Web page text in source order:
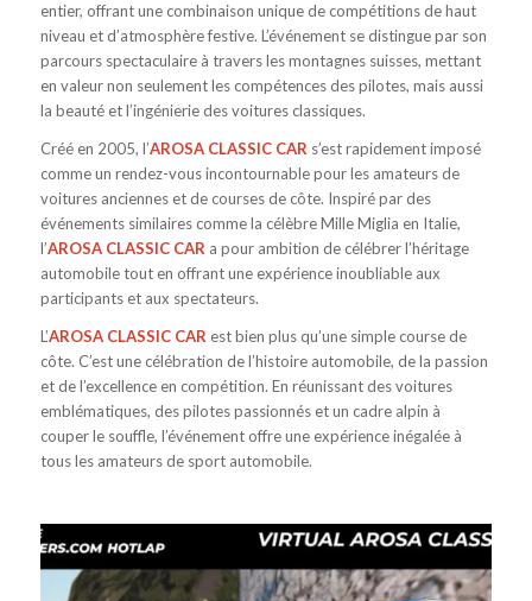
entier, offrant une combinaison unique de compétitions de haut
niveau et d’atmosphère festive. L’événement se distingue par son
parcours spectaculaire à travers les montagnes suisses, mettant
en valeur non seulement les compétences des pilotes, mais aussi
la beauté et l’ingénierie des voitures classiques.
Créé en 2005, l’AROSA CLASSIC CAR s’est rapidement imposé
comme un rendez-vous incontournable pour les amateurs de
voitures anciennes et de courses de côte. Inspiré par des
événements similaires comme la célèbre Mille Miglia en Italie,
l’AROSA CLASSIC CAR a pour ambition de célébrer l’héritage
automobile tout en offrant une expérience inoubliable aux
participants et aux spectateurs.
L’AROSA CLASSIC CAR est bien plus qu’une simple course de
côte. C’est une célébration de l’histoire automobile, de la passion
et de l’excellence en compétition. En réunissant des voitures
emblématiques, des pilotes passionnés et un cadre alpin à
couper le souffle, l’événement offre une expérience inégalée à
tous les amateurs de sport automobile.